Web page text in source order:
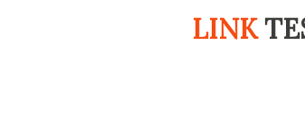
LINK